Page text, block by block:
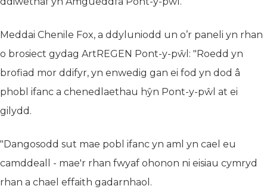
Meddai Chenile Fox, a ddyluniodd un o’r paneli yn rhan
o brosiect gydag ArtREGEN Pont-y-pŵl: "Roedd yn
brofiad mor ddifyr, yn enwedig gan ei fod yn dod â
phobl ifanc a chenedlaethau hŷn Pont-y-pŵl at ei
gilydd.
"Dangosodd sut mae pobl ifanc yn aml yn cael eu
camddeall - mae'r rhan fwyaf ohonon ni eisiau cymryd
rhan a chael effaith gadarnhaol.